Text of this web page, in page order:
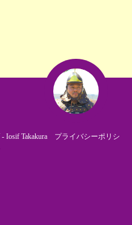
- Iosif Takakura プライバシーポリシ